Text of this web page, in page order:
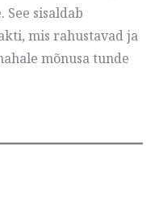
sisaldab
mis rahustavad ja
mõnusa tunde